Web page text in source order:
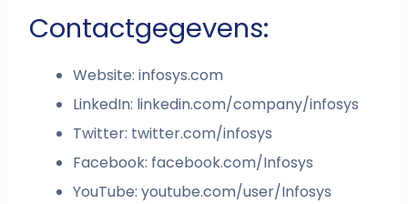
Contactgegevens:
Website: infosys.com
LinkedIn: linkedin.com/company/infosys
Twitter: twitter.com/infosys
Facebook: facebook.com/Infosys
YouTube: youtube.com/user/Infosys